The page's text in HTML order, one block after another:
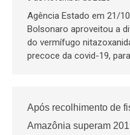
Agência Estado em 21/
Bolsonaro aproveitou a
do vermífugo
precoce da covid-19,
Após recolhimento de
Amazônia superam